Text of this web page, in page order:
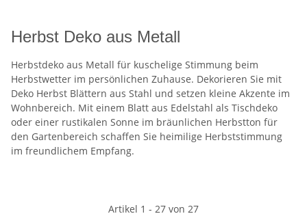
Herbst Deko aus Metall
Herbstdeko aus Metall für kuschelige Stimmung beim
Herbstwetter im persönlichen Zuhause. Dekorieren Sie mit
Deko Herbst Blättern aus Stahl und setzen kleine Akzente im
Wohnbereich. Mit einem Blatt aus Edelstahl als Tischdeko
oder einer rustikalen Sonne im bräunlichen Herbstton für
den Gartenbereich schaffen Sie heimilige Herbststimmung
im freundlichem Empfang.
Artikel 1 - 27 von 27